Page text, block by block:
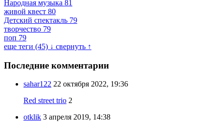
Народная музыка 81
живой квест 80
Детский спектакль 79
творчество 79
поп 79
еще теги (45) ↓ свернуть ↑
Последние комментарии
sahar122 22 октября 2022, 19:36
Red street trio 2
otklik 3 апреля 2019, 14:38